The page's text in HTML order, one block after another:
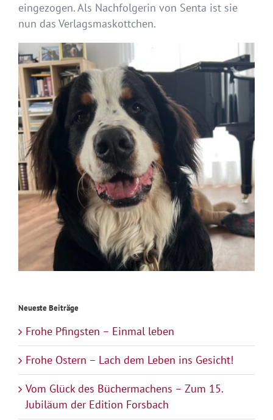
eingezogen. Als Nachfolgerin von Senta ist sie
nun das Verlagsmaskottchen.
Neueste Beiträge
Frohe Pfingsten – Einmal leben
Frohe Ostern – Lach dem Leben ins Gesicht!
Vom Glück des Büchermachens – Zum 15.
Jubiläum der Edition Forsbach